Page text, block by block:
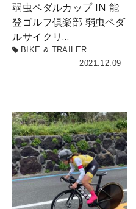
弱虫ペダルカップ IN 能
登ゴルフ倶楽部 弱虫ペダ
ルサイクリ…
BIKE & TRAILER
2021.12.09